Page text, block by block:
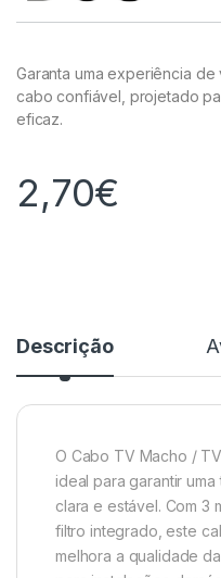
Garanta uma experiência
cabo confiável, projetado
eficaz.
2,70€
Descrição
O Cabo TV Macho /
ideal para garantir
clara e estável. Com 3
filtro integrado, este
melhora a qualidade